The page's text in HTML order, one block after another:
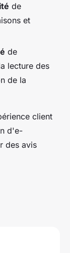
de
et
de
lecture des
de la
client
d'e-
des avis